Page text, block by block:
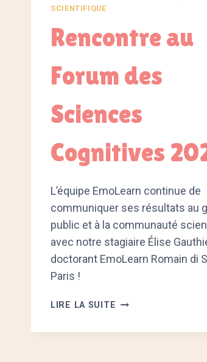
SCIENTIFIQUE
Rencontre au
Forum des
Sciences
Cognitives
L’équipe EmoLearn continue de
communiquer ses résultats au
public et à la communauté
avec notre stagiaire Élise
doctorant EmoLearn Romain di
Paris !
LIRE LA SUITE RENCONTRE
FORUM